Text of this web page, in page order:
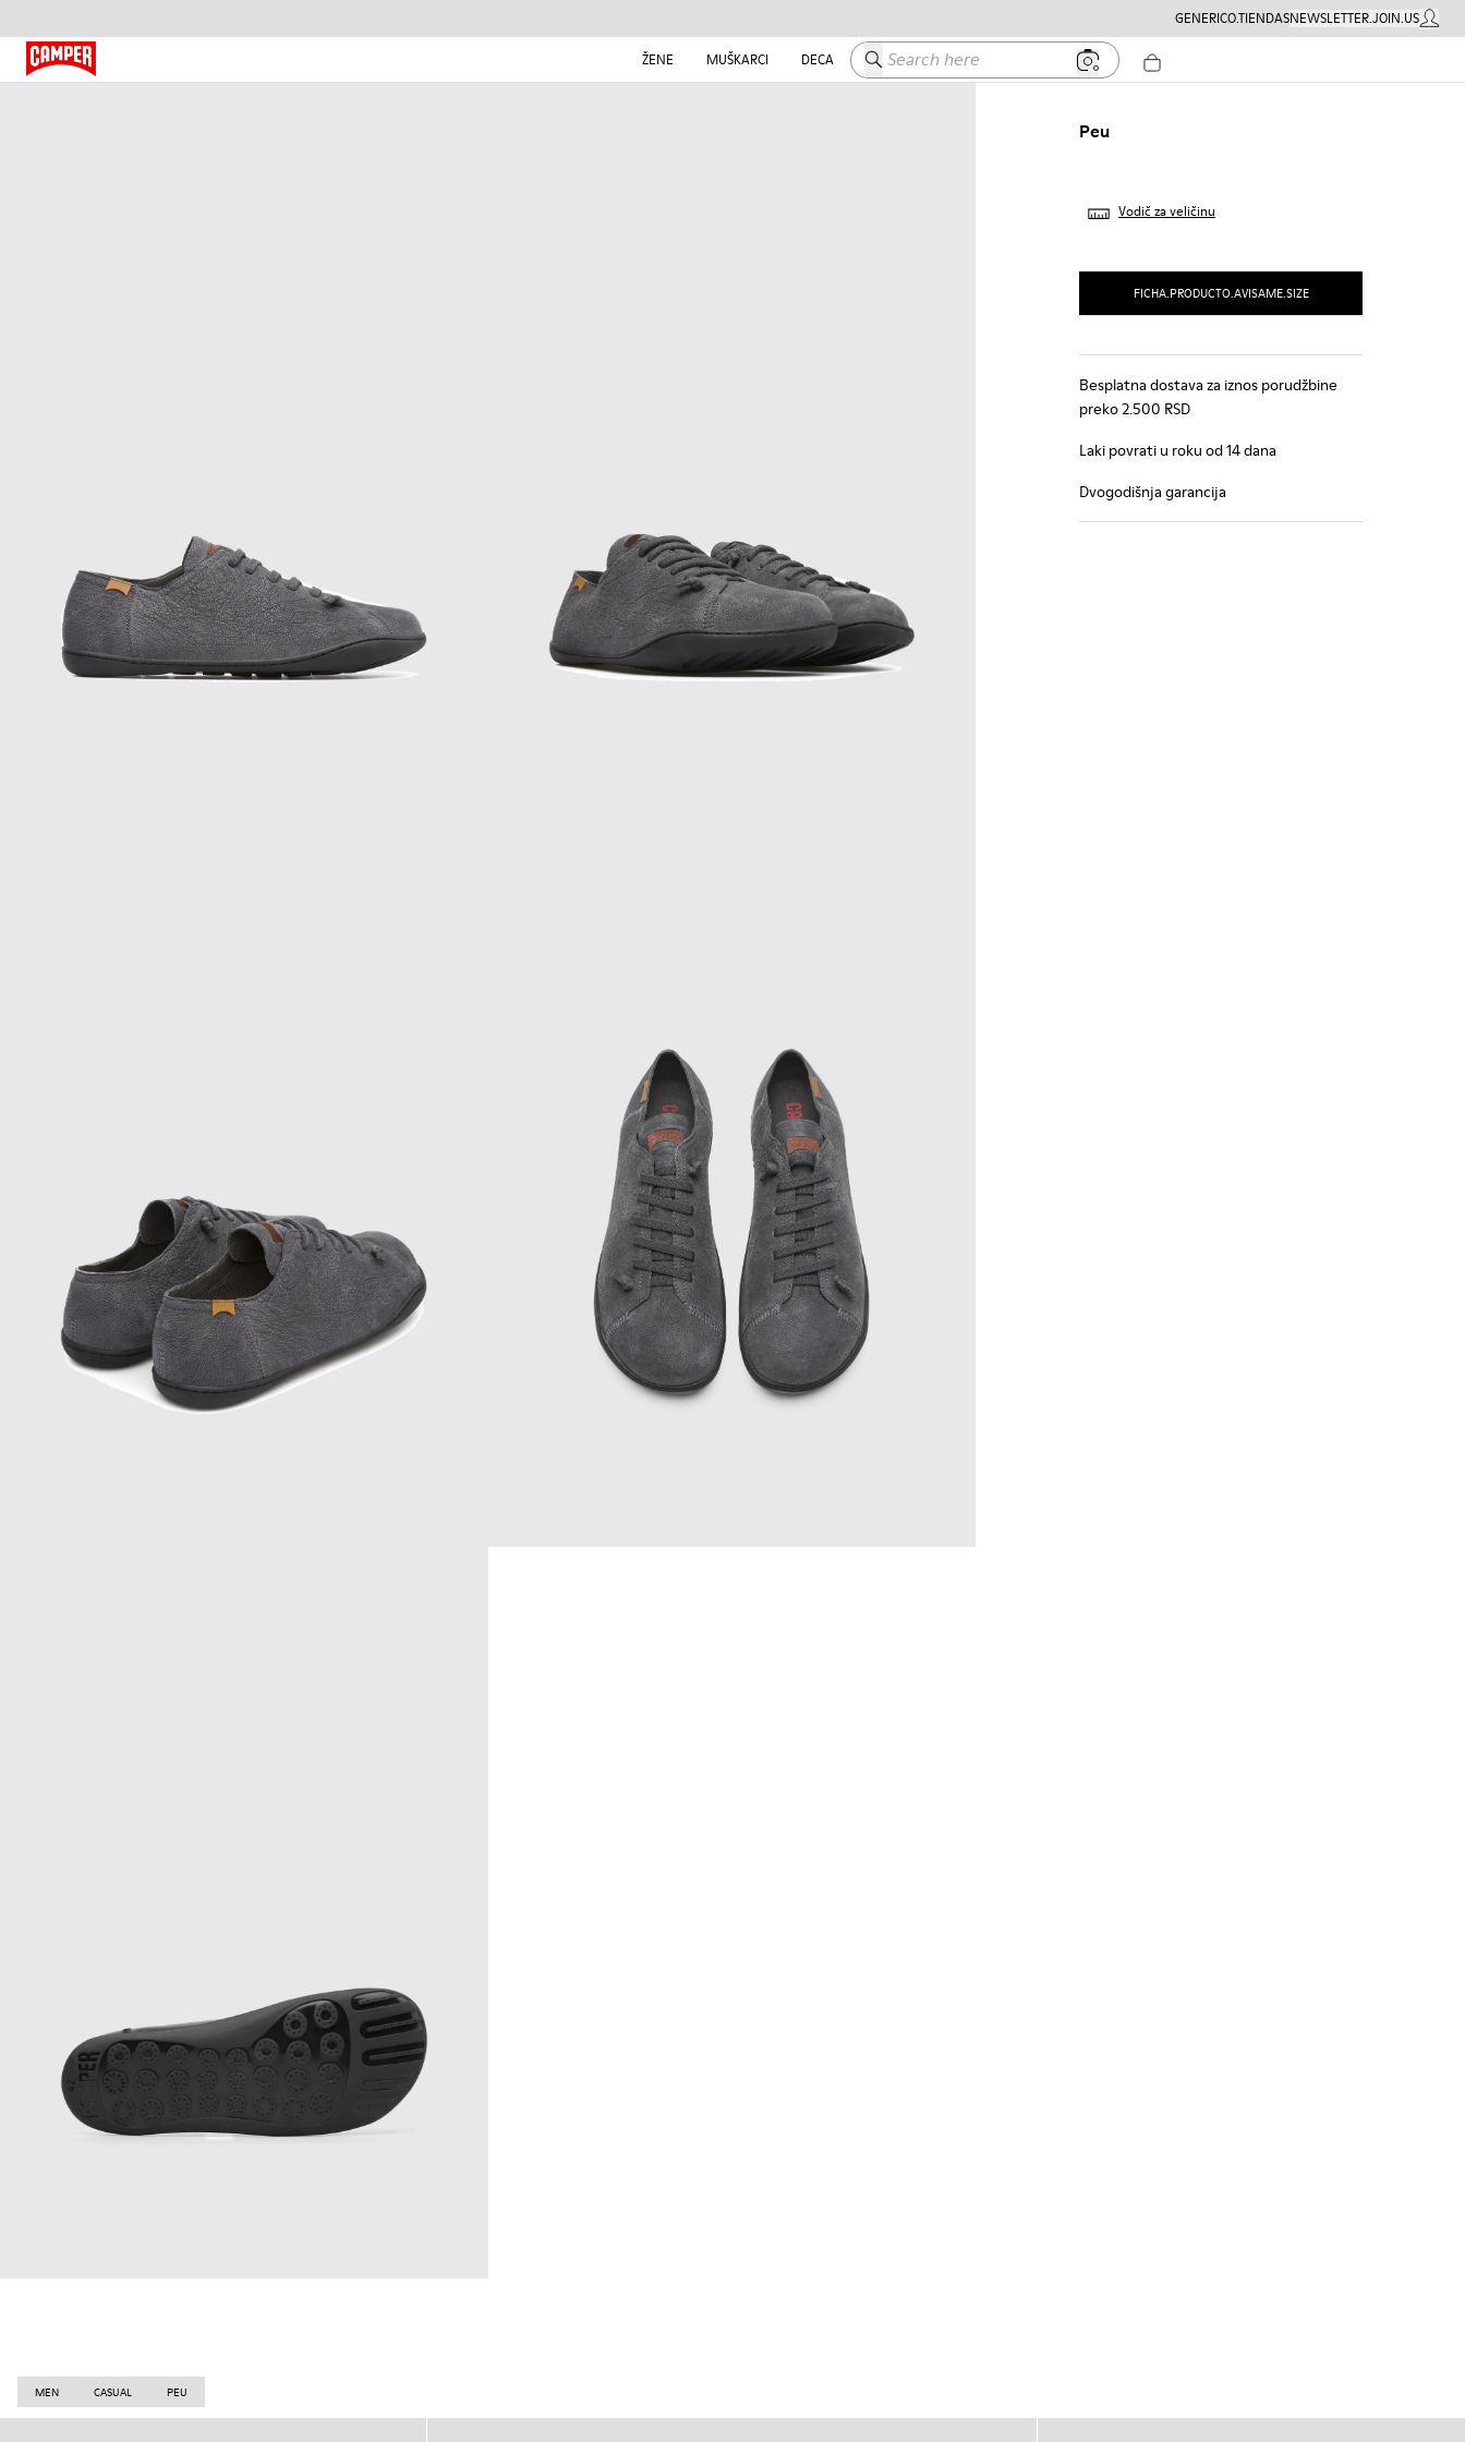
GENERICO.TIENDASNEWSLETTER.JOIN.USMOJ
ŽENE
MUŠKARCI DECA Search here
Peu
Vodič za veličinu
FICHA.PRODUCTO.AVISAME.SIZE
Besplatna dostava za iznos porudžbine
preko 2.500 RSD
Laki povrati u roku od 14 dana
Dvogodišnja garancija
MEN CASUAL PEU